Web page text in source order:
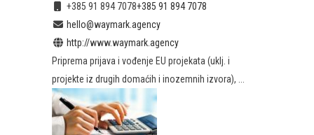
+385 91 894 7078+385 91 894 7078
hello@waymark.agency
http://www.waymark.agency
Priprema prijava i vođenje EU projekata (uklj. i
projekte iz drugih domaćih i inozemnih izvora), ...